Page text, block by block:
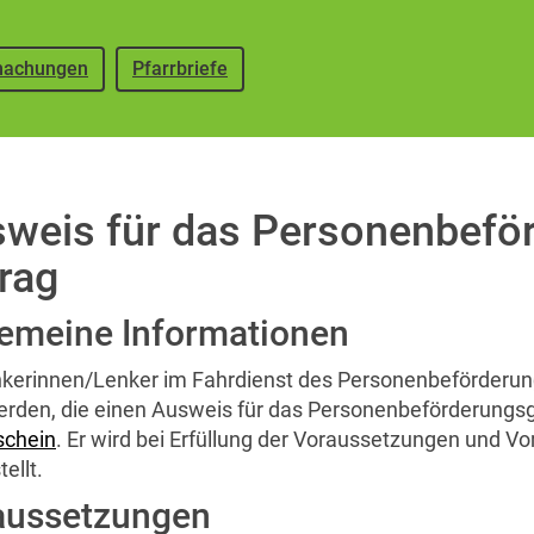
Pfarrbriefe
für das
Informationen
Lenker im Fahrdienst des
die einen Ausweis für das
. Er wird bei Erfüllung der Voraussetzungen und